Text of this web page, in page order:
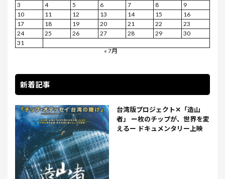
3
4 5 6 7 8
9
10
11 12 13 14 15
16
17
18 19 20 21 22
23
24
25 26 27 28 29
30
31
« 7月
新着記事
台湾版プロジェクト✕「造山
者」 ー枚のチップが、世界を変
えるー ドキュメンタリー上映